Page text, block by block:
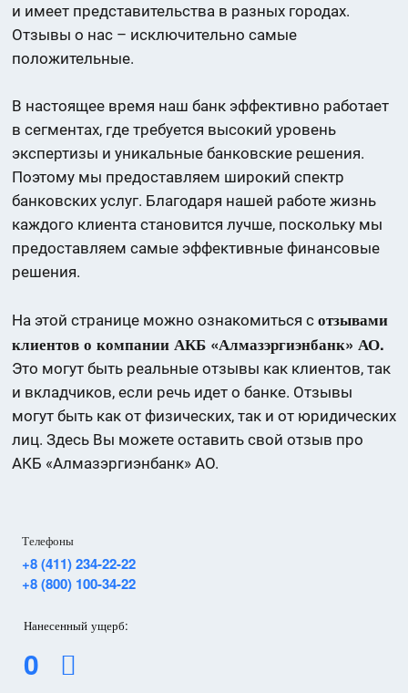
и имеет представительства в разных городах.
Отзывы о нас – исключительно самые
положительные.
В настоящее время наш банк эффективно работает
в сегментах, где требуется высокий уровень
экспертизы и уникальные банковские решения.
Поэтому мы предоставляем широкий спектр
банковских услуг. Благодаря нашей работе жизнь
каждого клиента становится лучше, поскольку мы
предоставляем самые эффективные финансовые
решения.
На этой странице можно ознакомиться с отзывами
клиентов о компании АКБ «Алмазэргиэнбанк» АО.
Это могут быть реальные отзывы как клиентов, так
и вкладчиков, если речь идет о банке. Отзывы
могут быть как от физических, так и от юридических
лиц. Здесь Вы можете оставить свой отзыв про
АКБ «Алмазэргиэнбанк» АО.
Телефоны
+8 (411) 234-22-22
+8 (800) 100-34-22
Нанесенный ущерб:
0